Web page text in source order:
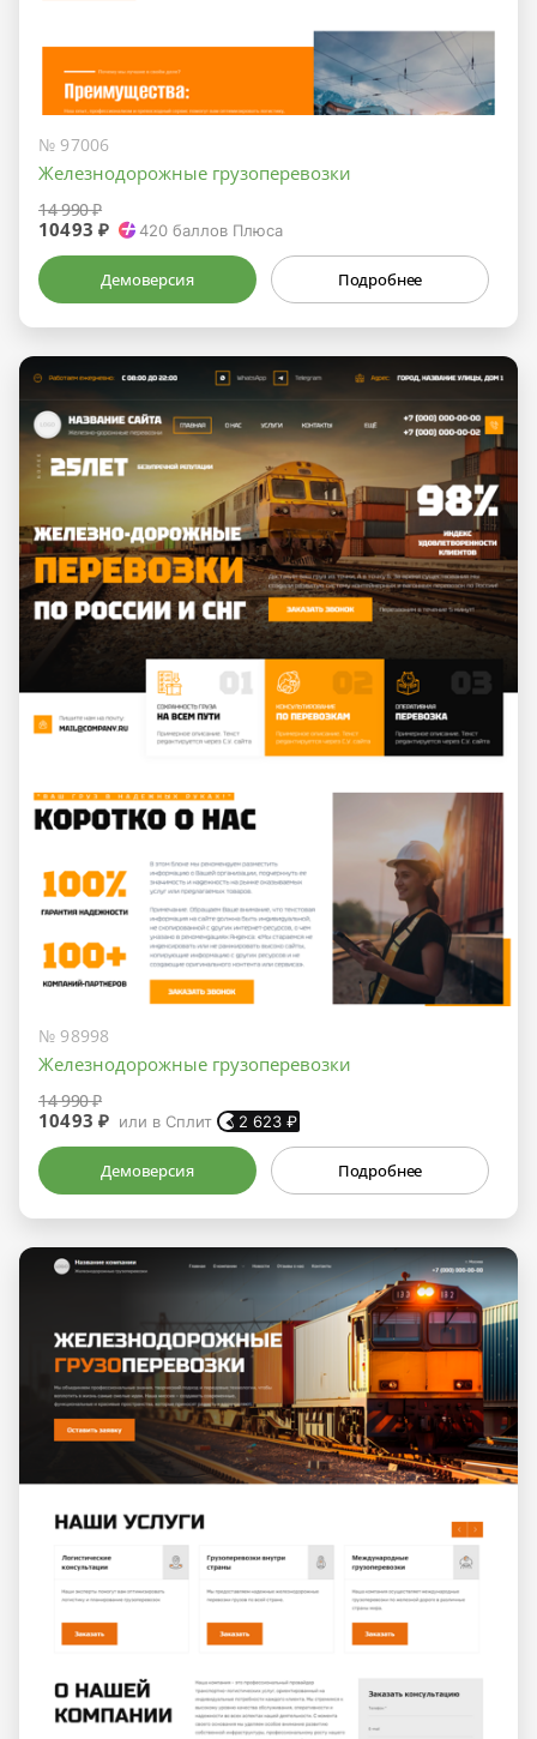
№ 97006
Железнодорожные грузоперевозки
14 990 ₽
10493 ₽ 420 баллов Плюса
Демоверсия Подробнее
№ 98998
Железнодорожные грузоперевозки
14 990 ₽
10493 ₽ или в Сплит 2 623 ₽
Демоверсия Подробнее